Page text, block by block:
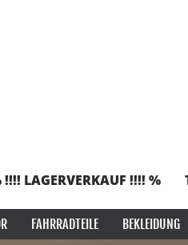
!!!! LAGERVERKAUF !!!! %
FAHRRADTEILE BEKLEIDUNG